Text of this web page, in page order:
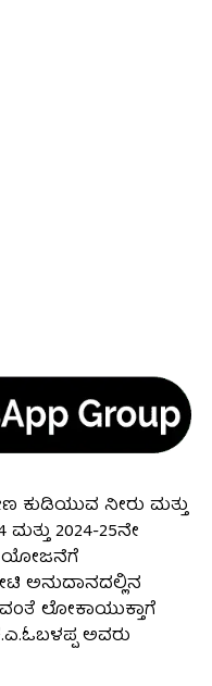
ಕುಡಿಯುವ ನೀರು ಮತ್ತು
2024-25ನೇ
ಯೋಜನೆಗೆ
ಅನುದಾನದಲ್ಲಿನ
ಲೋಕಾಯುಕ್ತಾಗೆ
ಅವರು